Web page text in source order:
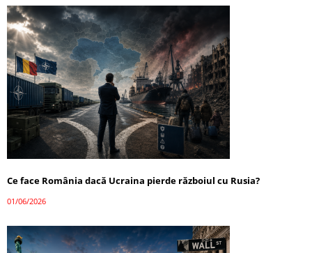
Ce face România dacă Ucraina pierde războiul cu Rusia?
01/06/2026